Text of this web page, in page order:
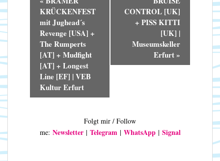
KRÜCKENFEST
mit Jughead´s
Revenge [USA] +
The Rumperts
[AT] + Mudfight
[AT] + Longest
Line [EF] | VEB
Kultur Erfurt
CONTROL [UK]
+ PISS KITTI
[UK] |
Museumskeller
Erfurt»
Folgt mir / Follow
me: Newsletter| Telegram| WhatsApp| Signal